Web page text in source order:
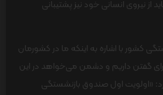
از نیروی انسانی خود نیز پشتیبانی
کشور با اشاره به اینکه ما در کشورمان
گفتن داریم و دشمن می‌خواهد در این
«اولویت اول صندوق بازنشستگی